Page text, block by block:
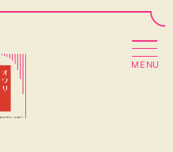
MENU